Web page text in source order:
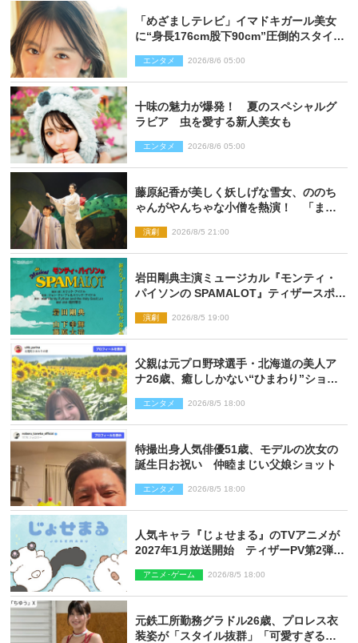
「めざましテレビ」イマドキガール美女
に“身長176cm股下90cm”圧倒的スタイル
エンタメ 2026/8/6 05:00
十味の魅力が爆発！ 夏のスペシャルグ
ラビア 虫を愛する新人美女も
エンタメ 2026/8/6 05:00
藤原紀香が美しく妖しげな雪女、ののち
ゃんがやんちゃな小僧を熱演！ 「まん
演劇 2026/8/5 21:00
岩田剛典主演ミュージカル『モンティ・
パイソンの SPAMALOT』ティザースポッ
演劇 2026/8/5 19:00
父親は元プロ野球選手・北海道の美人ア
ナ26歳、癒ししかない“ひまわり”ショッ
エンタメ 2026/8/5 18:00
特撮出身人気俳優51歳、モデルの次女の
誕生日お祝い 仲睦まじい父娘ショット
エンタメ 2026/8/5 18:00
人気キャラ『じょせまる』のTVアニメが
2027年1月放送開始 ティザーPV第2弾も
アニメ･ゲーム 2026/8/5 18:00
元鉄工所勤務グラドル26歳、プロレス衣
装姿が「スタイル抜群」「可愛すぎる」